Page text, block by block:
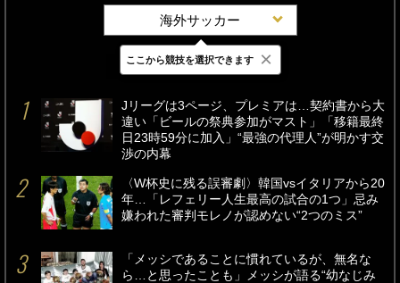
海外サッカー
最新 24時間 週間
Jリーグは3ページ、プレミアは…契約書から大
違い「ビールの祭典参加がマスト」「移籍最終
日23時59分に加入」“最強の代理人”が明かす交
渉の内幕
〈W杯史に残る誤審劇〉韓国vsイタリアから20
年…「レフェリー人生最高の試合の1つ」忌み
嫌われた審判モレノが認めない“2つのミス”
「メッシであることに慣れているが、無名な
ら…と思ったことも」メッシが語る“幼なじみ
ここから競技を選択できます ×